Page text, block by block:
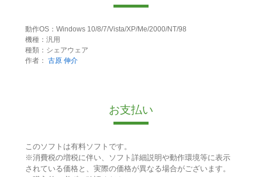
動作OS：Windows 10/8/7/Vista/XP/Me/2000/NT/98
機種：汎用
種類：シェアウェア
作者： 古原 伸介
お支払い
このソフトは有料ソフトです。
※消費税の増税に伴い、ソフト詳細説明や動作環境等に表示
されている価格と、実際の価格が異なる場合がございます。